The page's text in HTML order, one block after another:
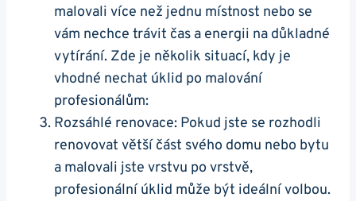
malovali více než jednu místnost nebo se
vám nechce trávit čas a energii na důkladné
vytírání. Zde je několik situací, kdy je
vhodné nechat úklid po malování
profesionálům:
Rozsáhlé renovace: Pokud jste se rozhodli
renovovat větší část svého domu nebo bytu
a malovali jste vrstvu po vrstvě,
profesionální úklid může být ideální volbou.